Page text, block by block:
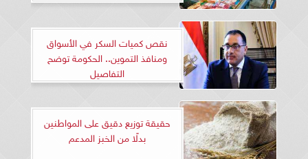
نقص كميات السكر في الأسواق
ومنافذ التموين.. الحكومة توضح
التفاصيل
حقيقة توزيع دقيق على المواطنين
بدلًا من الخبز المدعم